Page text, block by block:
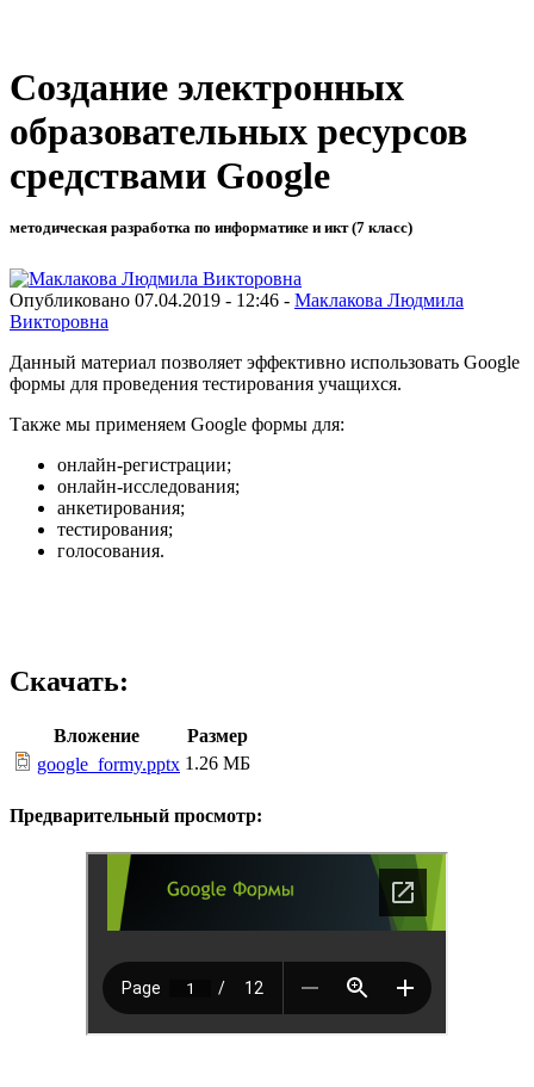
Создание электронных
образовательных ресурсов
средствами Google
методическая разработка по информатике и икт (7 класс)
Опубликовано 07.04.2019 - 12:46 - Маклакова Людмила
Викторовна
Данный материал позволяет эффективно использовать Google
формы для проведения тестирования учащихся.
Также мы применяем Google формы для:
онлайн-регистрации;
онлайн-исследования;
анкетирования;
тестирования;
голосования.
Скачать:
Вложение
Размер
google_formy.pptx 1.26 МБ
Предварительный просмотр: